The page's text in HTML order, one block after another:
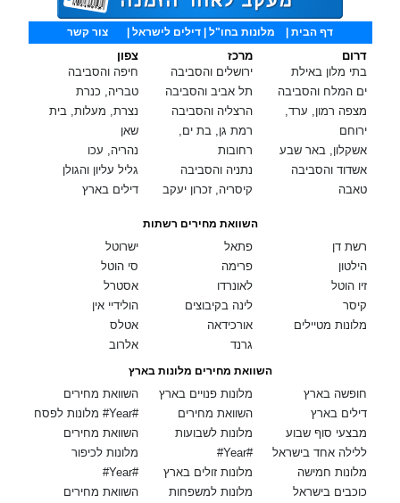
דף הבית מלונות בחו"ל | דילים לישראל | צור קשר
צפון
חיפה והסביבה
טבריה, כנרת
נצרת, מעלות, בית
שאן
נהריה, עכו
גליל עליון והגולן
דילים בארץ
מרכז
ירושלים והסביבה
תל אביב והסביבה
הרצליה והסביבה
רמת גן, בת ים,
רחובות
נתניה והסביבה
קיסריה, זכרון יעקב
דרום
בתי מלון באילת
ים המלח והסביבה
מצפה רמון, ערד,
ירוחם
אשקלון, באר שבע
אשדוד והסביבה
טאבה
השוואת מחירים רשתות
ישרוטל
סי הוטל
אסטרל
הולידיי אין
אטלס
אלרוב
פתאל
פרימה
לאונרדו
לינה בקיבוצים
אורכידאה
גרנד
רשת דן
הילטון
זיו הוטל
קיסר
מלונות מטיילים
השוואת מחירים מלונות בארץ
השוואת מחירים
מלונות לפסח #Year#
השוואת מחירים
מלונות לכיפור
#Year#
השוואת מחירים
מלונות פנויים בארץ
השוואת מחירים
מלונות לשבועות
#Year#
מלונות זולים בארץ
מלונות למשפחות
חופשה בארץ
דילים בארץ
מבצעי סוף שבוע
ללילה אחד בישראל
מלונות חמישה
כוכבים בישראל